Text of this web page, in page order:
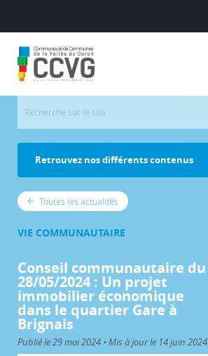
Retrouvez nos différents contenus
Toutes les actualités
VIE COMMUNAUTAIRE
Conseil communautaire du
28/05/2024 : Un projet
immobilier économique
dans le quartier Gare à
Brignais
Publié le 29 mai 2024 • Mis à jour le 14 juin 2024